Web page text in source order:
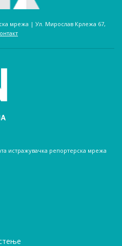
мрежа | Ул. Мирослав Крлежа 67,
истражувачка репортерска мрежа